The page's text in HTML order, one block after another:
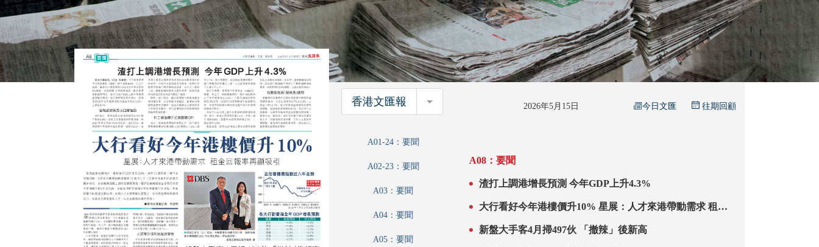
香港文匯報 香港文匯報 2026年5月15日 今日文匯 往期回顧
A01-24：要聞
A02-23：要聞
A03：要聞
A04：要聞
A05：要聞
A08：要聞
渣打上調港增長預測 今年GDP上升4.3%
大行看好今年港樓價升10% 星展：人才來港帶動需求 租金
新盤大手客4月掃497伙 「撤辣」後新高